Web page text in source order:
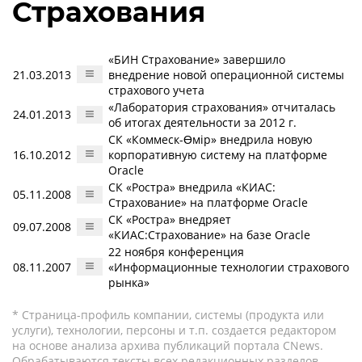
Страхования
21.03.2013
«БИН Страхование» завершило
внедрение новой операционной системы
страхового учета
24.01.2013
«Лаборатория страхования» отчиталась
об итогах деятельности за 2012 г.
16.10.2012
СК «Коммеск-Өмір» внедрила новую
корпоративную систему на платформе
Oracle
05.11.2008
СК «Ростра» внедрила «КИАС:
Страхование» на платформе Oracle
09.07.2008
СК «Ростра» внедряет
«КИАС:Страхование» на базе Oracle
08.11.2007
22 ноября конференция
«Информационные технологии страхового
рынка»
* Страница-профиль компании, системы (продукта или
услуги), технологии, персоны и т.п. создается редактором
на основе анализа архива публикаций портала CNews.